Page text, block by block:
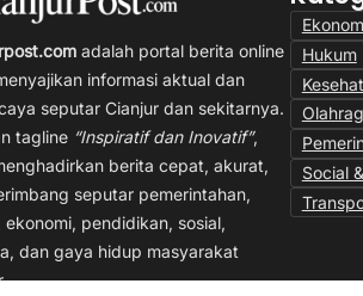
adalah portal berita online
informasi aktual dan
seputar Cianjur dan sekitarnya.
tagline “Inspiratif dan Inovatif”,
berita cepat, akurat,
seputar pemerintahan,
ekonomi, pendidikan, sosial,
dan gaya hidup masyarakat
Hukum
Social